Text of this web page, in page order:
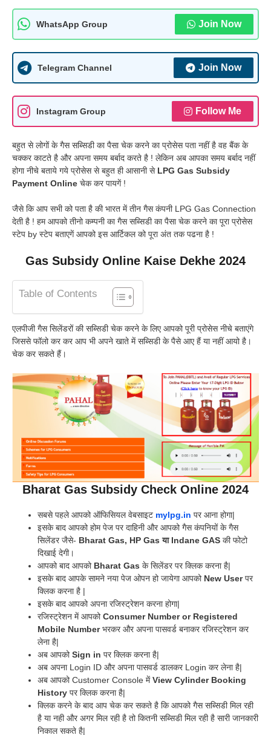
WhatsApp Group Join Now
Telegram Channel Join Now
Instagram Group Follow Me
बहुत से लोगों के गैस सब्सिडी का पैसा चेक करने का प्रोसेस पता नहीं है वह बैंक के
चक्कर काटते है और अपना समय बर्बाद करते है ! लेकिन अब आपका समय बर्बाद नहीं
होगा नीचे बताये गये प्रोसेस से बहुत ही आसानी से LPG Gas Subsidy
Payment Online चेक कर पायगें !
जैसे कि आप सभी को पता है की भारत में तीन गैस कंपनी LPG Gas Connection
देती है ! हम आपको तीनो कम्पनी का गैस सब्सिडी का पैसा चेक करने का पूरा प्रोसेस
स्टेप by स्टेप बताएगें आपको इस आर्टिकल को पूरा अंत तक पढना है !
Gas Subsidy Online Kaise Dekhe 2024
Table of Contents
एलपीजी गैस सिलेंडरों की सब्सिडी चेक करने के लिए आपको पूरी प्रोसेस नीचे बताएंगे
जिससे फॉलो कर कर आप भी अपने खाते में सब्सिडी के पैसे आए हैं या नहीं आयो है।
चेक कर सकते हैं।
Bharat Gas Subsidy Check Online 2024
सबसे पहले आपको ऑफिसियल वेबसाइट mylpg.in पर आना होगा|
इसके बाद आपको होम पेज पर दाहिनी और आपको गैस कंपनियों के गैस
सिलेंडर जैसे- Bharat Gas, HP Gas या Indane GAS की फोटो
दिखाई देगी।
आपको बाद आपको Bharat Gas के सिलेंडर पर क्लिक करना है|
इसके बाद आपके सामने नया पेज ओपन हो जायेगा आपकोNew Userपर
क्लिक करना है |
इसके बाद आपको अपना रजिस्ट्रेशन करना होगा|
रजिस्ट्रेशन में आपकोConsumer Number or Registered
Mobile Numberभरकर और अपना पासवर्ड बनाकर रजिस्ट्रेशन कर
लेना है|
अब आपकोSign in पर क्लिक करना है|
अब अपना Login ID और अपना पासवर्ड डालकर Login कर लेना है|
अब आपको Customer Console मेंView Cylinder Booking
History पर क्लिक करना है|
क्लिक करने के बाद आप चेक कर सकते है कि आपको गैस सब्सिडी मिल रही
है या नही और अगर मिल रही है तो कितनी सब्सिडी मिल रही है सारी जानकारी
निकाल सकते है|